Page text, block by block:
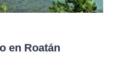
en Roatán